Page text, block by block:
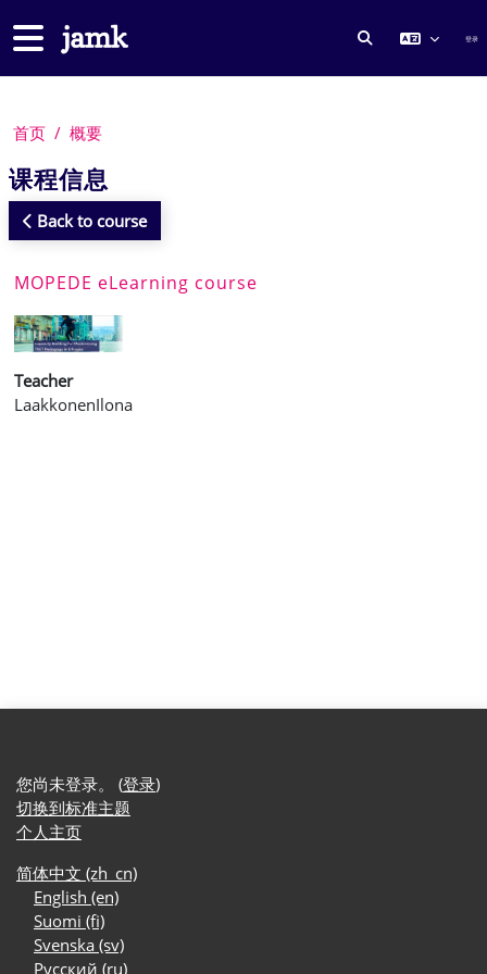
停靠面板
切换搜索输入 登录
首页 概要
课程信息
Back to course
MOPEDE eLearning course
Teacher
LaakkonenIlona
您尚未登录。 (登录)
切换到标准主题
个人主页
简体中文 ‎(zh_cn)‎
English ‎(en)‎
Suomi ‎(fi)‎
Svenska ‎(sv)‎
Русский ‎(ru)‎